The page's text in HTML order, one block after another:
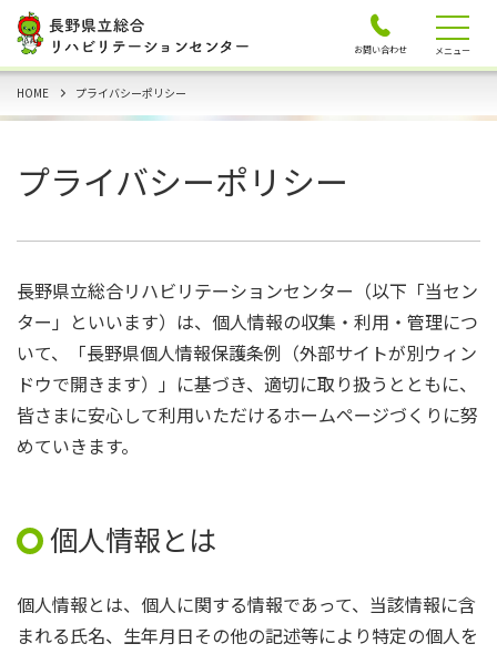
HOME プライバシーポリシー
プライバシーポリシー
長野県立総合リハビリテーションセンター（以下「当セン
ター」といいます）は、個人情報の収集・利用・管理につ
いて、「長野県個人情報保護条例（外部サイトが別ウィン
ドウで開きます）
」に基づき、適切に取り扱うとともに、
皆さまに安心して利用いただけるホームページづくりに努
めていきます。
個人情報とは
個人情報とは、個人に関する情報であって、当該情報に含
まれる氏名、生年月日その他の記述等により特定の個人を
メニュー
お問い合わせ